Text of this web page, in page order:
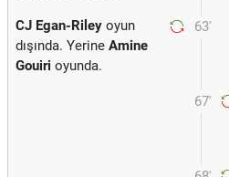
63'
CJ Egan-Riley oyun
dışında. Yerine Amine
Gouiri oyunda.
67'